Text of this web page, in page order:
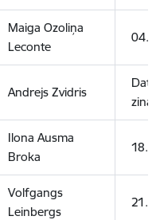
Maiga Ozoliņa
Leconte
Andrejs Zvidris
Dati
Ilona Ausma
Broka
Volfgangs
Leinbergs